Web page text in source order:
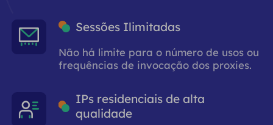
Sessões Ilimitadas
Não há limite para o número de usos ou
frequências de invocação dos proxies.
IPs residenciais de alta
qualidade